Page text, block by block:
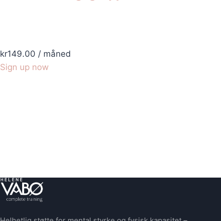
kr149.00 / måned
Sign up now